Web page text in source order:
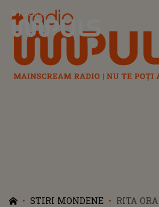
Radio Impuls
STIRI MONDENE
RITA